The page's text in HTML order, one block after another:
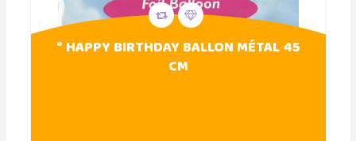
° HAPPY BIRTHDAY BALLON MÉTAL 45
CM